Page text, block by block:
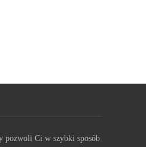
pozwoli Ci w szybki sposób